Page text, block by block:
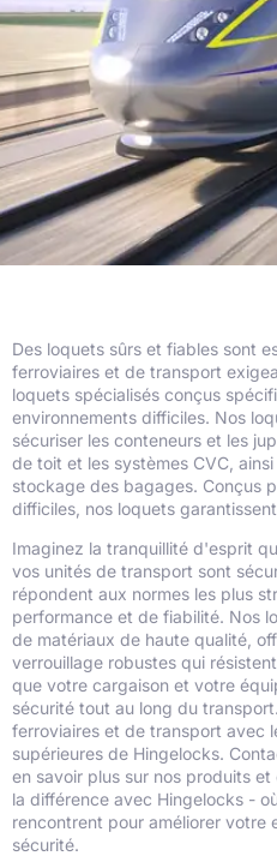
Des loquets sûrs et fiables sont
ferroviaires et de transport
loquets spécialisés conçus
environnements difficiles. Nos
sécuriser les conteneurs et les
de toit et les systèmes CVC,
stockage des bagages. Conçus
difficiles, nos loquets
Imaginez la tranquillité d'esprit
vos unités de transport sont
répondent aux normes les plus
performance et de fiabilité. Nos
de matériaux de haute qualité,
verrouillage robustes qui
que votre cargaison et votre
sécurité tout au long du
ferroviaires et de transport avec
supérieures de Hingelocks.
en savoir plus sur nos produits
la différence avec Hingelocks -
rencontrent pour améliorer votre
sécurité.